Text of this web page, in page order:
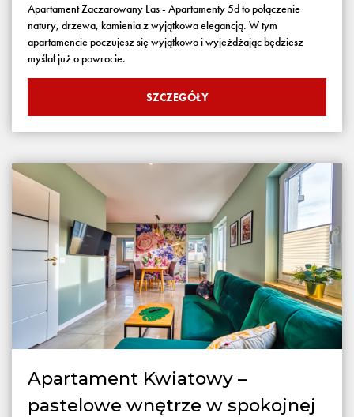
Apartament Zaczarowany Las - Apartamenty 5d to połączenie
natury, drzewa, kamienia z wyjątkowa elegancją. W tym
apartamencie poczujesz się wyjątkowo i wyjeżdżając będziesz
myślał już o powrocie.
SZCZEGÓŁY
Apartament Kwiatowy –
pastelowe wnętrze w spokojnej